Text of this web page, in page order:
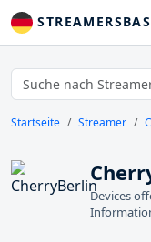
Startseite Streamer
Devices